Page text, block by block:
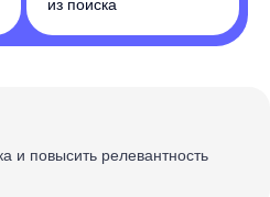
показатели
Запишитесь
и мы покажем как
вашем сайте.